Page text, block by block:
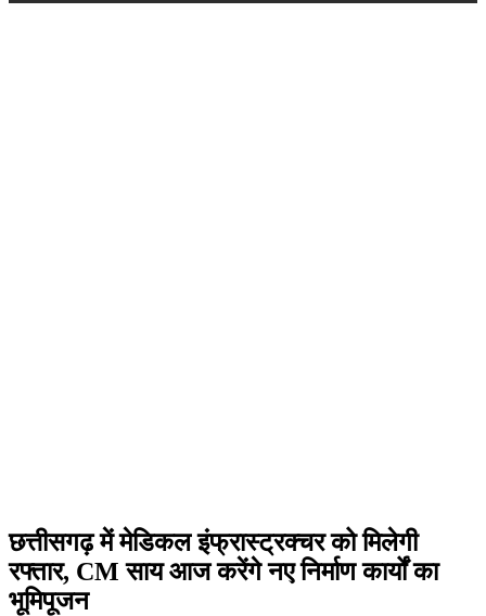
छत्तीसगढ़ में मेडिकल इंफ्रास्ट्रक्चर को मिलेगी
रफ्तार, CM साय आज करेंगे नए निर्माण कार्यों का
भूमिपूजन